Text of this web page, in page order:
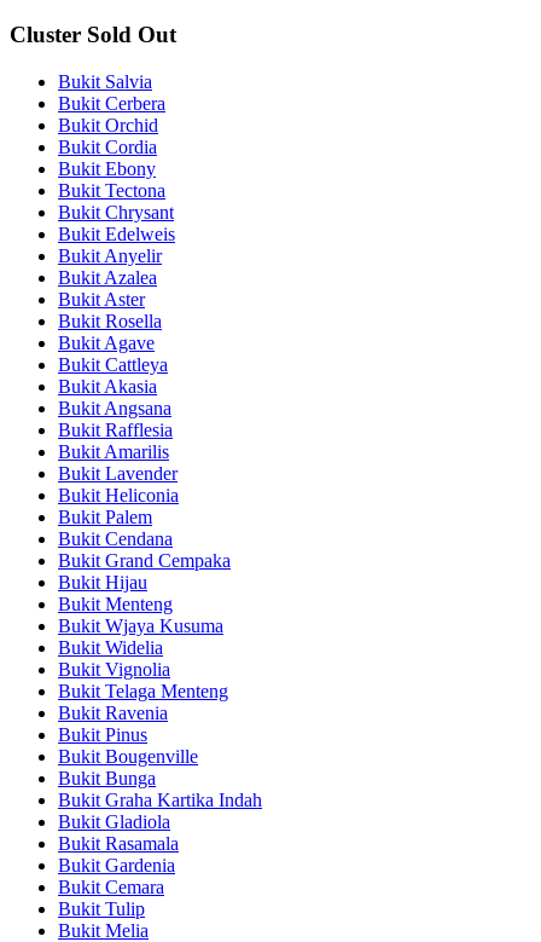
Cluster Sold Out
Bukit Salvia
Bukit Cerbera
Bukit Orchid
Bukit Cordia
Bukit Ebony
Bukit Tectona
Bukit Chrysant
Bukit Edelweis
Bukit Anyelir
Bukit Azalea
Bukit Aster
Bukit Rosella
Bukit Agave
Bukit Cattleya
Bukit Akasia
Bukit Angsana
Bukit Rafflesia
Bukit Amarilis
Bukit Lavender
Bukit Heliconia
Bukit Palem
Bukit Cendana
Bukit Grand Cempaka
Bukit Hijau
Bukit Menteng
Bukit Wjaya Kusuma
Bukit Widelia
Bukit Vignolia
Bukit Telaga Menteng
Bukit Ravenia
Bukit Pinus
Bukit Bougenville
Bukit Bunga
Bukit Graha Kartika Indah
Bukit Gladiola
Bukit Rasamala
Bukit Gardenia
Bukit Cemara
Bukit Tulip
Bukit Melia